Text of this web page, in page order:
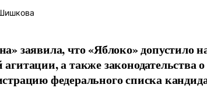
заявила, что «Яблоко» допустило
а также законодательства
федерального списка